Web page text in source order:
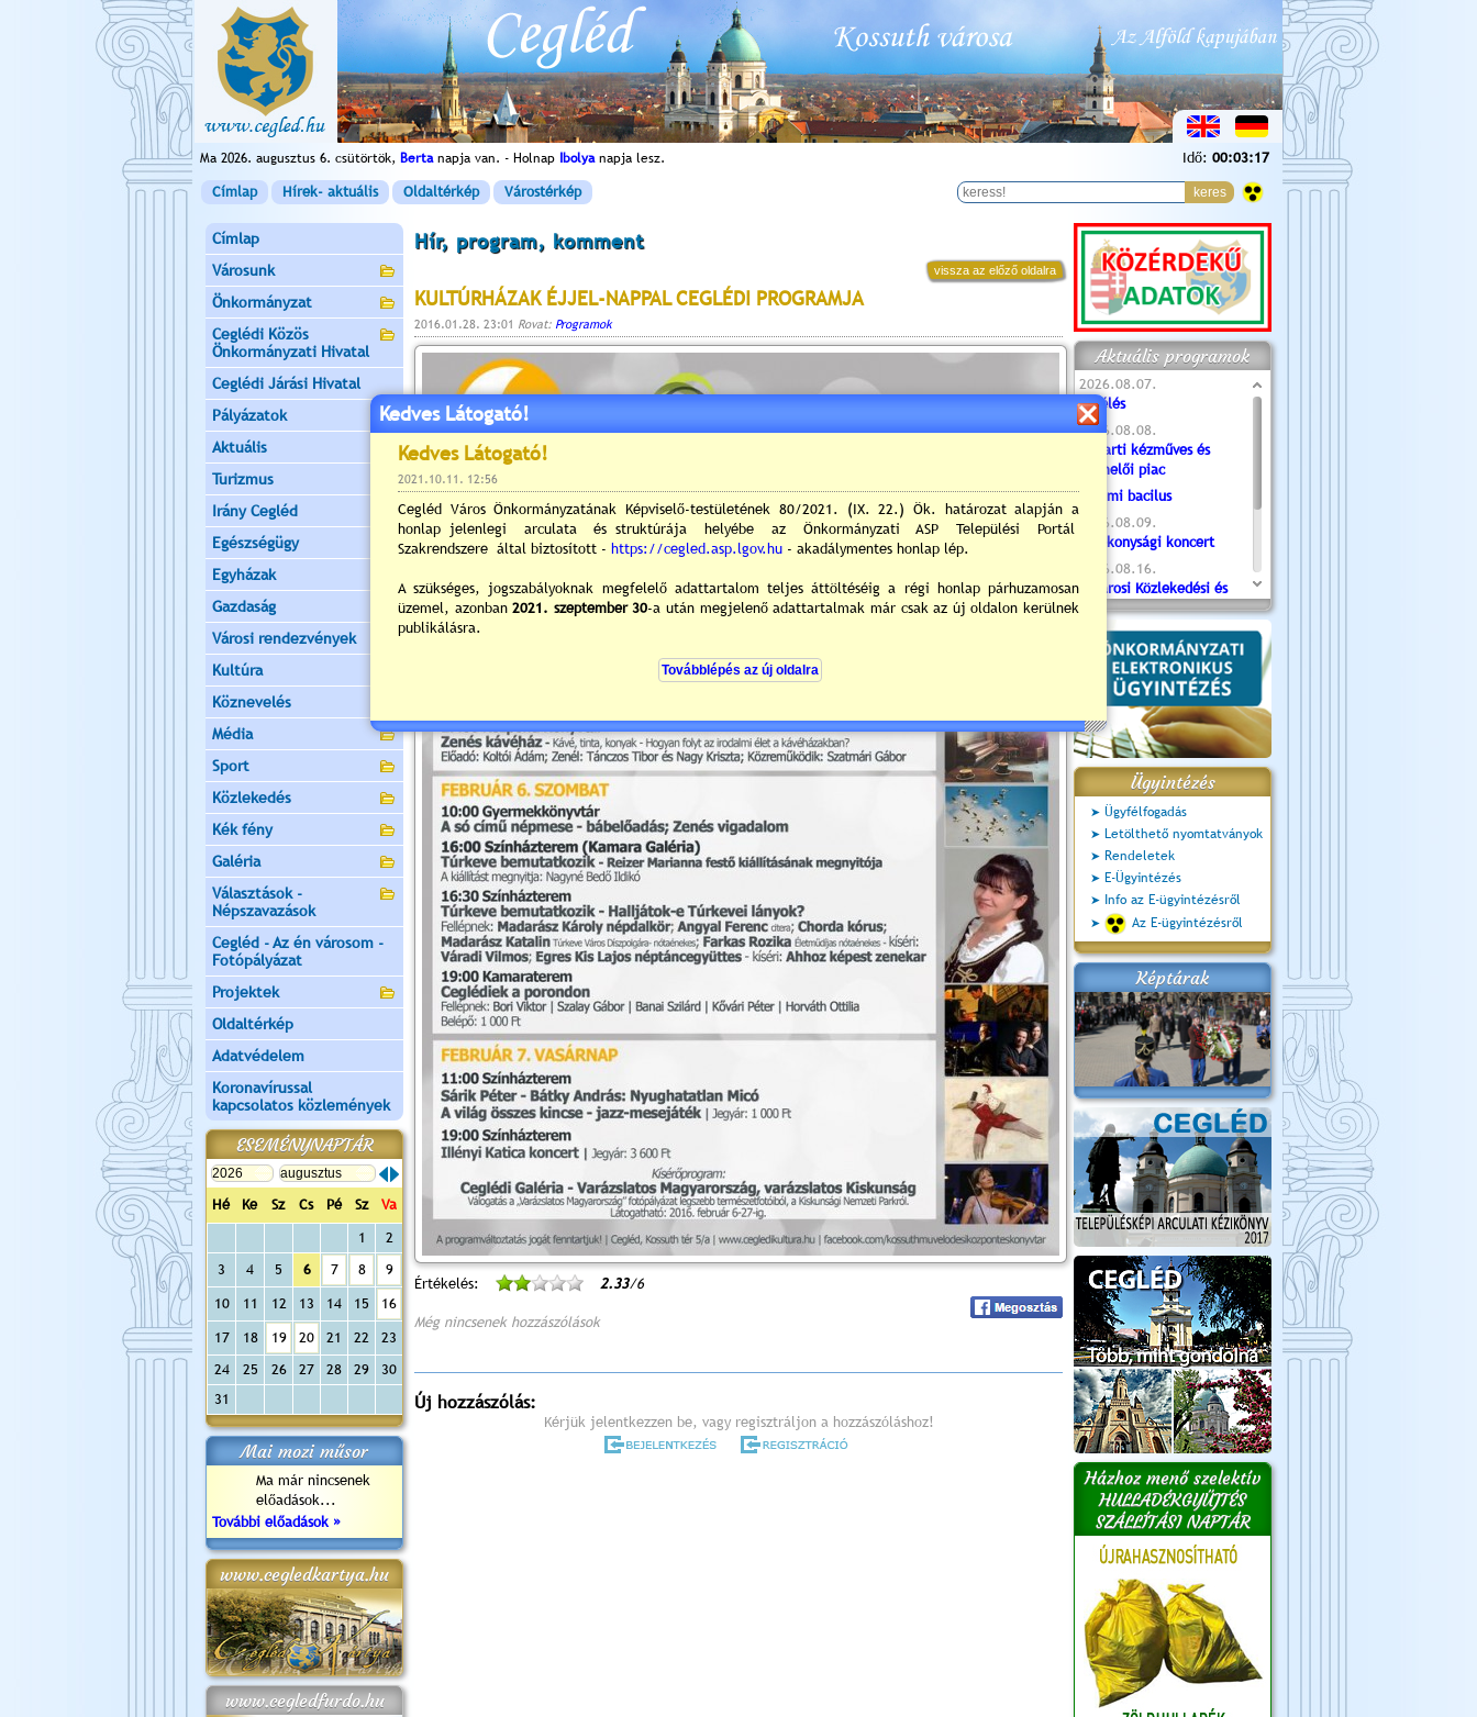
Ma 2026. augusztus 6. csütörtök, Bertanapja van. - Holnap Ibolyanapja lesz. Idő: 00:03:19
Címlap Hírek- aktuális Oldaltérkép Várostérkép
Címlap
Városunk
Önkormányzat
Ceglédi Közös
Önkormányzati Hivatal
Ceglédi Járási Hivatal
Pályázatok
Aktuális
Turizmus
Irány Cegléd
Egészségügy
Egyházak
Gazdaság
Városi rendezvények
Kultúra
Köznevelés
Média
Sport
Közlekedés
Kék fény
Galéria
Választások -
Népszavazások
Cegléd - Az én városom -
Fotópályázat
Projektek
Oldaltérkép
Adatvédelem
Koronavírussal
kapcsolatos közlemények
ESEMÉNYNAPTÁR
Hé Ke Sz Cs Pé Sz
Va
1
2
3
4 5 6 7 8 9
10 11 12 13 14 15 16
17 18 19 20 21 22
23
24
25 26 27 28 29
30
31
Mai mozi műsor
Ma már nincsenek
előadások...
További előadások »
www.cegledkartya.hu
www.cegledfurdo.hu
Hír, program, komment
vissza az előző oldalra
KULTÚRHÁZAK ÉJJEL-NAPPAL CEGLÉDI PROGRAMJA
2016.01.28. 23:01 Rovat: Programok
Értékelés: 2.33/6
Még nincsenek hozzászólások
Új hozzászólás:
Kérjük jelentkezzen be, vagy regisztráljon a hozzászóláshoz!
Aktuális programok
2026.08.07.
Túlélés
2026.08.08.
Tóparti kézműves és
termelői piac
Valami bacilus
2026.08.09.
Jótékonysági koncert
2026.08.16.
Újvárosi Közlekedési és
Sportnap
2026.08.19.
Ceglédi fotóklub kiállítás
2026.08.20.
Szent István Ünnepe
Ügyintézés
Ügyfélfogadás
Letölthető nyomtatványok
Rendeletek
E-Ügyintézés
Info az E-ügyintézésről
Az E-ügyintézésről
Képtárak
Házhoz menő szelektív
HULLADÉKGYŰJTÉS
SZÁLLÍTÁSI NAPTÁR
Kedves Látogató!